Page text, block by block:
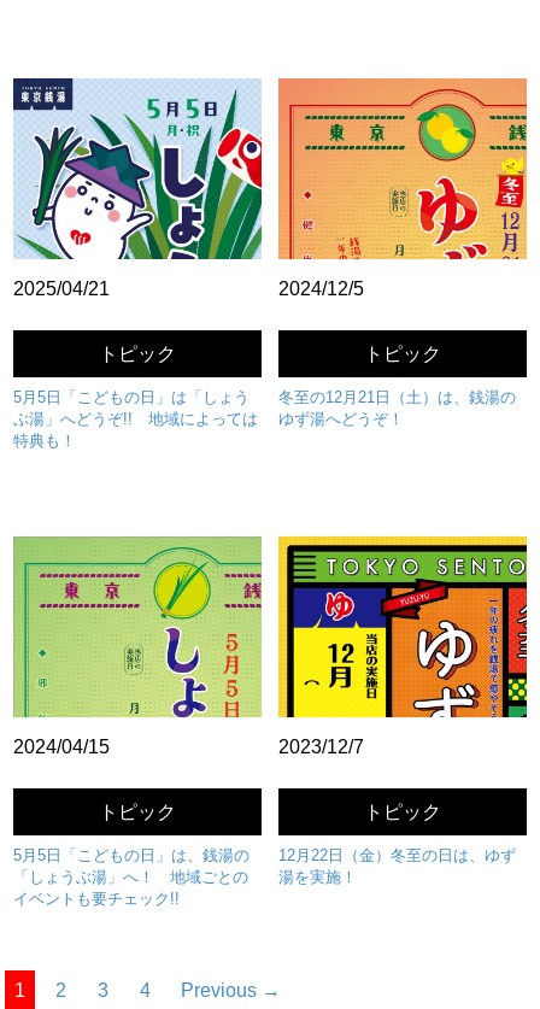
2025/04/21
トピック
5月5日「こどもの日」は「しょう
ぶ湯」へどうぞ!! 地域によっては
特典も！
2024/12/5
トピック
冬至の12月21日（土）は、銭湯の
ゆず湯へどうぞ！
2024/04/15
トピック
5月5日「こどもの日」は、銭湯の
「しょうぶ湯」へ！ 地域ごとの
イベントも要チェック!!
2023/12/7
トピック
12月22日（金）冬至の日は、ゆず
湯を実施！
1 2 3 4 Previous →